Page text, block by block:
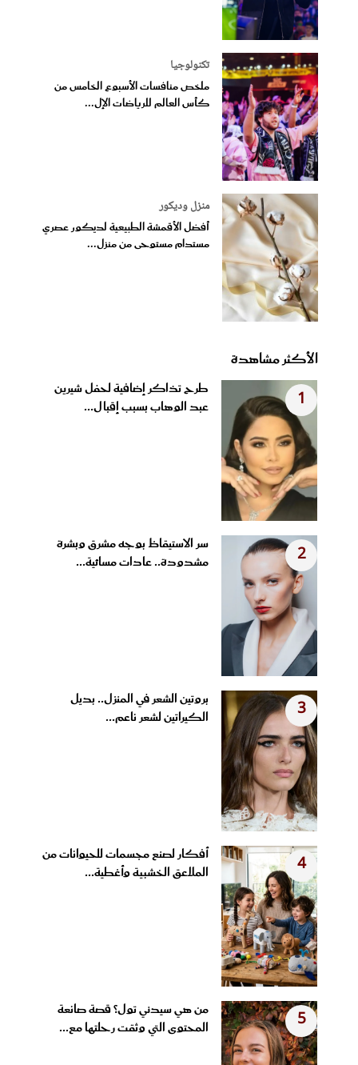
تكنولوجيا
ملخص منافسات الأسبوع الخامس من
كأس العالم للرياضات الإل...
منزل وديكور
أفضل الأقمشة الطبيعية لديكور عصري
مستدام مستوحى من منزل...
الأكثر مشاهدة
1
طرح تذاكر إضافية لحفل شيرين
عبد الوهاب بسبب إقبال...
2
سر الاستيقاظ بوجه مشرق وبشرة
مشدودة.. عادات مسائية...
3
بروتين الشعر في المنزل.. بديل
الكيراتين لشعر ناعم...
4
أفكار لصنع مجسمات للحيوانات من
الملاعق الخشبية وأغطية...
5
من هي سيدني تول؟ قصة صانعة
المحتوى التي وثقت رحلتها مع...